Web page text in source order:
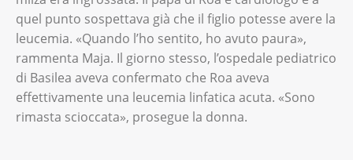
quel punto sospettava già che il figlio potesse avere la
leucemia. «Quando l’ho sentito, ho avuto paura»,
rammenta Maja. Il giorno stesso, l’ospedale pediatrico
di Basilea aveva confermato che Roa aveva
effettivamente una leucemia linfatica acuta. «Sono
rimasta scioccata», prosegue la donna.